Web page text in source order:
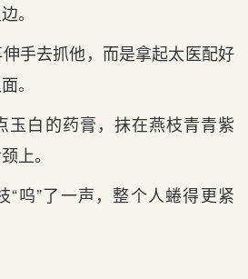
。
手去抓他，而是拿起太医配好
。
玉白的药膏，抹在燕枝青青紫
上。
“呜”了一声，整个人蜷得更紧